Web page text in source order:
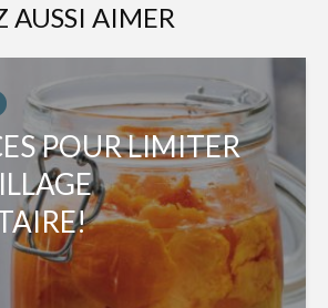
AUSSI AIMER
POUR LIMITER